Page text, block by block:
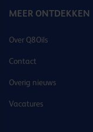
MEER ONTDEKKEN
Over Q8Oils
Contact
Overig nieuws
Vacatures